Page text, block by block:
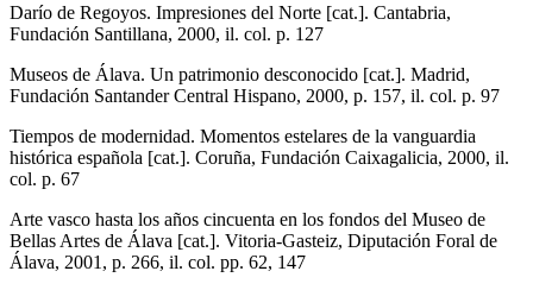
Darío de Regoyos. Impresiones del Norte [cat.]. Cantabria,
Fundación Santillana, 2000, il. col. p. 127
Museos de Álava. Un patrimonio desconocido [cat.]. Madrid,
Fundación Santander Central Hispano, 2000, p. 157, il. col. p. 97
Tiempos de modernidad. Momentos estelares de la vanguardia
histórica española [cat.]. Coruña, Fundación Caixagalicia, 2000, il.
col. p. 67
Arte vasco hasta los años cincuenta en los fondos del Museo de
Bellas Artes de Álava [cat.]. Vitoria-Gasteiz, Diputación Foral de
Álava, 2001, p. 266, il. col. pp. 62, 147